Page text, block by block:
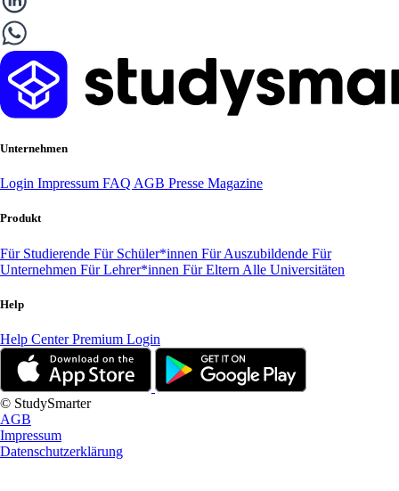
Unternehmen
Login Impressum FAQ AGB Presse Magazine
Produkt
Für Studierende Für Schüler*innen Für Auszubildende Für
Unternehmen Für Lehrer*innen Für Eltern Alle Universitäten
Help
Help CenterPremium Login
© StudySmarter
AGB
Impressum
Datenschutzerklärung